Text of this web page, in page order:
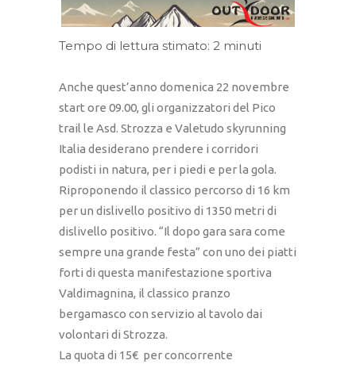
Tempo di lettura stimato: 2 minuti
Anche quest’anno domenica 22 novembre
start ore 09.00, gli organizzatori del Pico
trail le Asd. Strozza e Valetudo skyrunning
Italia desiderano prendere i corridori
podisti in natura, per i piedi e per la gola.
Riproponendo il classico percorso di 16 km
per un dislivello positivo di 1350 metri di
dislivello positivo. “Il dopo gara sara come
sempre una grande festa” con uno dei piatti
forti di questa manifestazione sportiva
Valdimagnina, il classico pranzo
bergamasco con servizio al tavolo dai
volontari di Strozza.
La quota di 15€ per concorrente